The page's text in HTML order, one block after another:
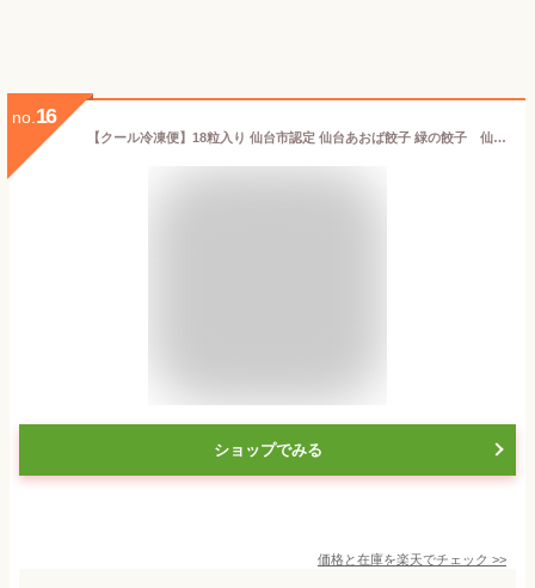
no. 16
【クール冷凍便】18粒入り 仙台市認定 仙台あおば餃子 緑の餃子 仙台お土産 焼き・蒸し・揚げ・水 おつまみ おかず おいしい パーティー 国産 ジューシー
ショップでみる
価格と在庫を楽天でチェック >>